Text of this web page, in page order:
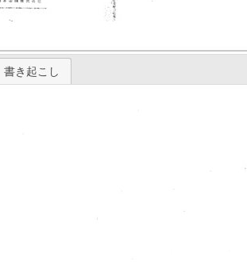
書き起こし